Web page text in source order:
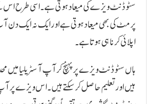
سٹوڈنٹ ویزے کی میعاد ہوتی ہے۔ اسی طرح اس
پرمٹ کی بھی میعاد ہوتی ہے اور ایک نہ ایک
اپلائی کرنا ہی ہوتا ہے۔
ہاں سٹوڈنٹ ویزے پر پہنچ کر آپ آسٹریلیا میں
ہیں اور تعلیم حاصل کر سکتے ہیں۔ اس ویزے پر